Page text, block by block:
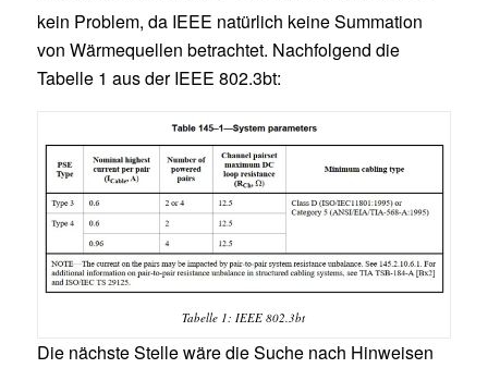
kein Problem, da IEEE natürlich keine Summation
von Wärmequellen betrachtet. Nachfolgend die
Tabelle 1 aus der IEEE 802.3bt:
Tabelle 1: IEEE 802.3bt
Die nächste Stelle wäre die Suche nach Hinweisen